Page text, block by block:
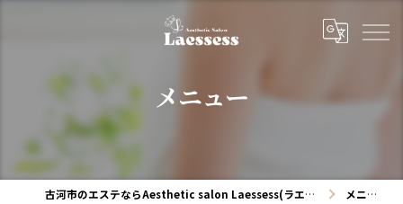
メニュー
古河市のエステならAesthetic salon Laessess(ラエッセス) メニュー